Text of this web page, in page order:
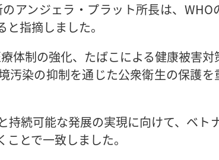
アンジェラ・プラット所長は、
指摘しました。
体制の強化、たばこによる健康被害
汚染の抑制を通じた公衆衛生の保護
持続可能な発展の実現に向けて、ベト
とで一致しました。